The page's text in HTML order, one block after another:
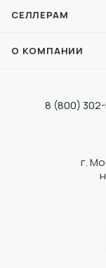
СЕЛЛЕРАМ
О КОМПАНИИ
8 (800)
г.